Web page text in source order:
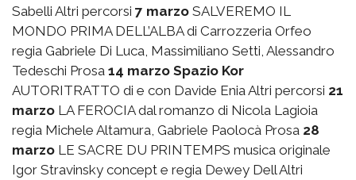
Sabelli Altri percorsi 7 marzo SALVEREMO IL
MONDO PRIMA DELL’ALBA di Carrozzeria Orfeo
regia Gabriele Di Luca, Massimiliano Setti, Alessandro
Tedeschi Prosa 14 marzo Spazio Kor
AUTORITRATTO di e con Davide Enia Altri percorsi 21
marzo LA FEROCIA dal romanzo di Nicola Lagioia
regia Michele Altamura, Gabriele Paolocà Prosa 28
marzo LE SACRE DU PRINTEMPS musica originale
Igor Stravinsky concept e regia Dewey Dell Altri